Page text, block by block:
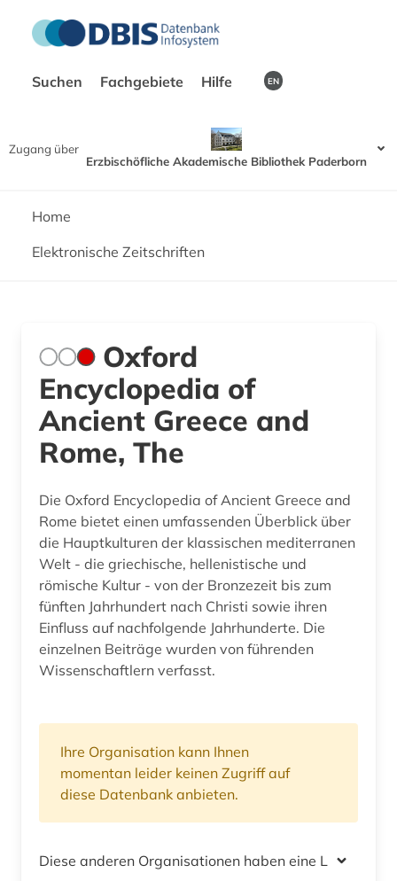
Suchen Fachgebiete Hilfe EN
Zugang über
Erzbischöfliche Akademische Bibliothek Paderborn
Home
Elektronische Zeitschriften
Oxford
Encyclopedia of
Ancient Greece and
Rome, The
Die Oxford Encyclopedia of Ancient Greece and
Rome bietet einen umfassenden Überblick über
die Hauptkulturen der klassischen mediterranen
Welt - die griechische, hellenistische und
römische Kultur - von der Bronzezeit bis zum
fünften Jahrhundert nach Christi sowie ihren
Einfluss auf nachfolgende Jahrhunderte. Die
einzelnen Beiträge wurden von führenden
Wissenschaftlern verfasst.
Ihre Organisation kann Ihnen
momentan leider keinen Zugriff auf
diese Datenbank anbieten.
Diese anderen Organisationen haben eine Lizenz